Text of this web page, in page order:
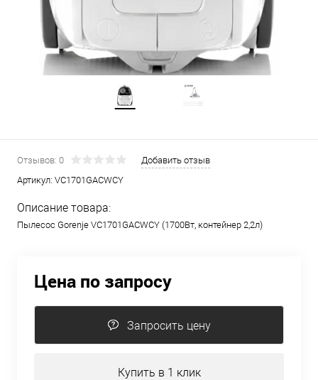
Отзывов: 0
Добавить отзыв
Артикул: VC1701GACWCY
Описание товара:
Пылесос Gorenje VC1701GACWCY (1700Вт, контейнер 2,2л)
Цена по запросу
Запросить цену
Купить в 1 клик